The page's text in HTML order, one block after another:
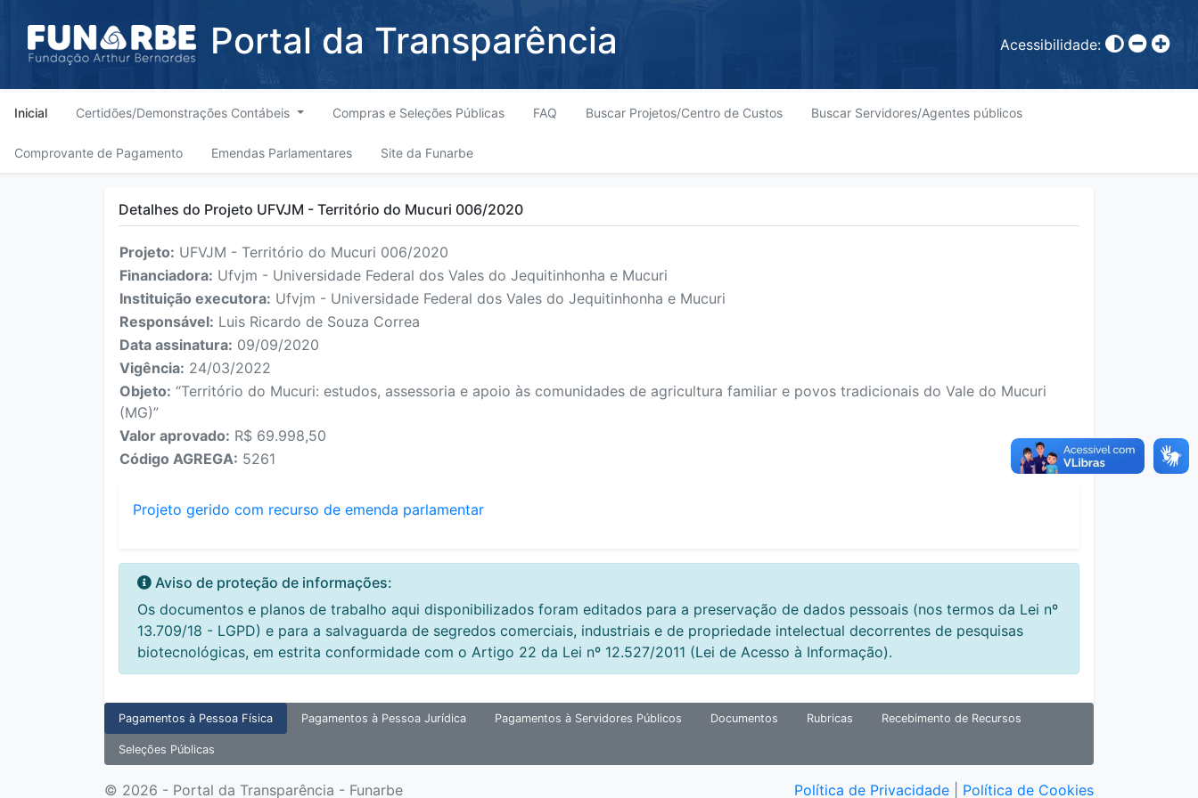
Portal da Transparência Acessibilidade:
Inicial Certidões/Demonstrações Contábeis Compras e Seleções Públicas FAQ Buscar Projetos/Centro de Custos Buscar Servidores/Agentes públicos
Comprovante de Pagamento Emendas Parlamentares Site da Funarbe
Detalhes do Projeto UFVJM - Território do Mucuri 006/2020
Projeto: UFVJM - Território do Mucuri 006/2020
Financiadora: Ufvjm - Universidade Federal dos Vales do Jequitinhonha e Mucuri
Instituição executora: Ufvjm - Universidade Federal dos Vales do Jequitinhonha e Mucuri
Responsável: Luis Ricardo de Souza Correa
Data assinatura: 09/09/2020
Vigência: 24/03/2022
Objeto: “Território do Mucuri: estudos, assessoria e apoio às comunidades de agricultura familiar e povos tradicionais do Vale do Mucuri
(MG)”
Valor aprovado: R$ 69.998,50
Código AGREGA: 5261
Projeto gerido com recurso de emenda parlamentar
Aviso de proteção de informações:
Os documentos e planos de trabalho aqui disponibilizados foram editados para a preservação de dados pessoais (nos termos da Lei nº
13.709/18 - LGPD) e para a salvaguarda de segredos comerciais, industriais e de propriedade intelectual decorrentes de pesquisas
biotecnológicas, em estrita conformidade com o Artigo 22 da Lei nº 12.527/2011 (Lei de Acesso à Informação).
Pagamentos à Pessoa Física Pagamentos à Pessoa Jurídica Pagamentos à Servidores Públicos Documentos Rubricas Recebimento de Recursos
Seleções Públicas
© 2026 - Portal da Transparência - Funarbe Política de Privacidade Política de Cookies